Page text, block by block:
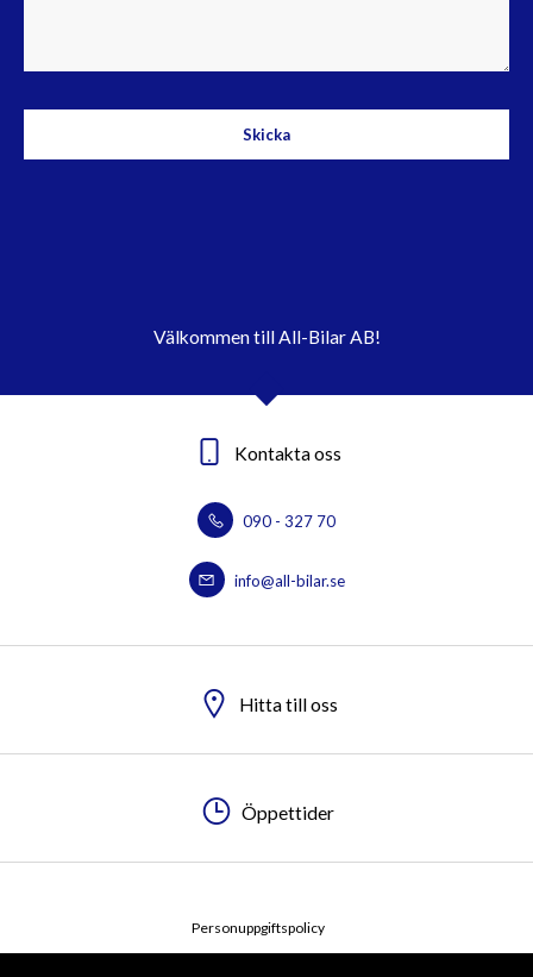
Skicka
Välkommen till All-Bilar AB!
Kontakta oss
090 - 327 70
info@all-bilar.se
Hitta till oss
Öppettider
Personuppgiftspolicy